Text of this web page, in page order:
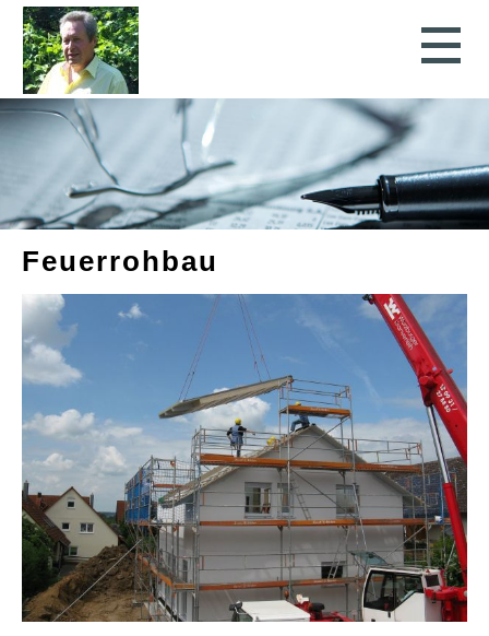
Feuerrohbau